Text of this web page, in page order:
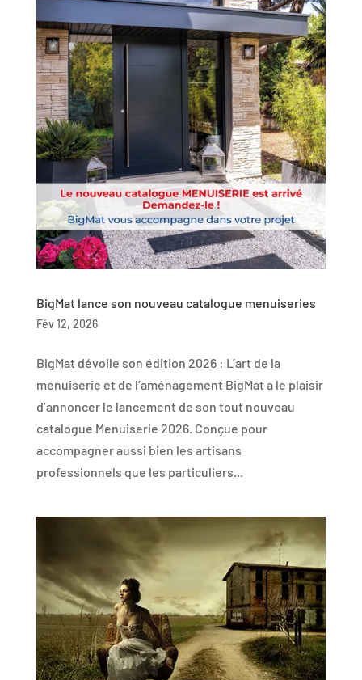
BigMat lance son nouveau catalogue menuiseries
Fév 12, 2026
BigMat dévoile son édition 2026 : L’art de la
menuiserie et de l’aménagement BigMat a le plaisir
d’annoncer le lancement de son tout nouveau
catalogue Menuiserie 2026. Conçue pour
accompagner aussi bien les artisans
professionnels que les particuliers...